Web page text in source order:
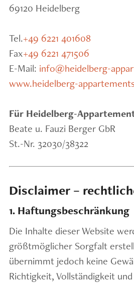
69120 Heidelberg
Tel.+49 6221 401608
Fax+49 6221 471506
E-Mail: info@heidelberg-
www.heidelberg-
Für Heidelberg-
Beate u. Fauzi Berger GbR
St.-Nr. 32030/38322
Disclaimer –
1. Haftungsbeschränkung
Die Inhalte dieser Website
größtmöglicher Sorgfalt
übernimmt jedoch keine
Richtigkeit, Vollständigkeit